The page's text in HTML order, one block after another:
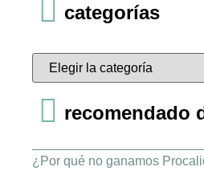
categorías
recomendado
¿Por qué no ganamos